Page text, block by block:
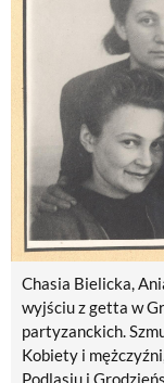
Chasia Bielicka,
wyjściu z getta w
partyzanckich.
Kobiety i
Podlasiu i